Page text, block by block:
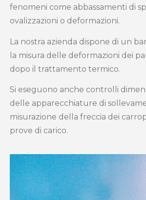
fenomeni come abbassamenti di
ovalizzazioni o deformazioni.
La nostra azienda dispone di un
la misura delle deformazioni dei
dopo il trattamento termico.
Si eseguono anche controlli
delle apparecchiature di
misurazione della freccia dei
prove di carico.